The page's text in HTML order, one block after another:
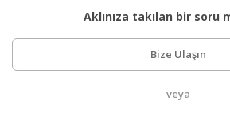
Aklınıza takılan bir soru
Bize Ulaşın
veya